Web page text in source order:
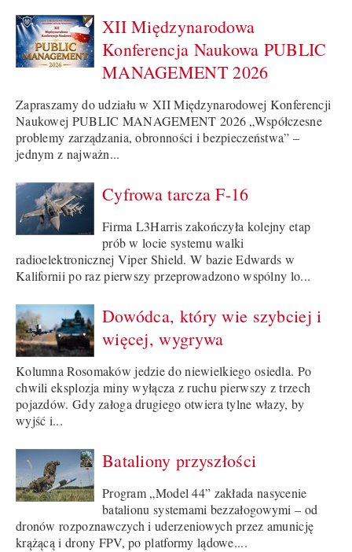
XII Międzynarodowa
Konferencja Naukowa PUBLIC
MANAGEMENT 2026
Zapraszamy do udziału w XII Międzynarodowej Konferencji
Naukowej PUBLIC MANAGEMENT 2026 „Współczesne
problemy zarządzania, obronności i bezpieczeństwa” –
jednym z najważn...
Cyfrowa tarcza F-16
Firma L3Harris zakończyła kolejny etap
prób w locie systemu walki
radioelektronicznej Viper Shield. W bazie Edwards w
Kalifornii po raz pierwszy przeprowadzono wspólny lo...
Dowódca, który wie szybciej i
więcej, wygrywa
Kolumna Rosomaków jedzie do niewielkiego osiedla. Po
chwili eksplozja miny wyłącza z ruchu pierwszy z trzech
pojazdów. Gdy załoga drugiego otwiera tylne włazy, by
wyjść i...
Bataliony przyszłości
Program „Model 44” zakłada nasycenie
batalionu systemami bezzałogowymi – od
dronów rozpoznawczych i uderzeniowych przez amunicję
krążącą i drony FPV, po platformy lądowe....